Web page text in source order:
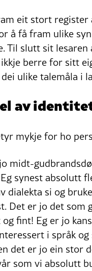
eit stort register
å få fram ulike
Til slutt sit lesaren
berre for sitt
ulike talemåla i
av
mykje for ho
midt-
synest absolutt
dialekta si og
Det er jo det som
fint! Eg er jo
i språk og
det er jo ein stor
som vi absolutt